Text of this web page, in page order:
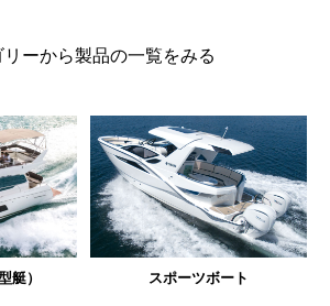
リーから製品の一覧をみる
艇） スポーツボート